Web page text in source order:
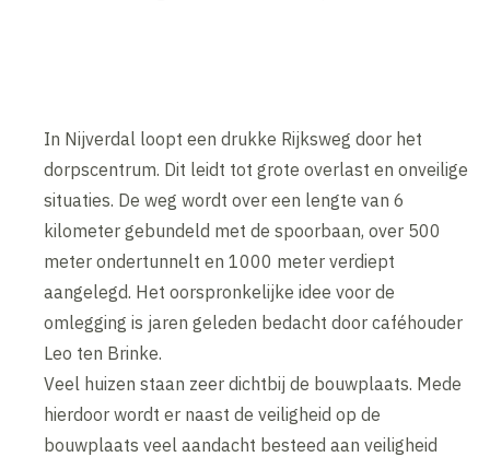
In Nijverdal loopt een drukke Rijksweg door het
dorpscentrum. Dit leidt tot grote overlast en onveilige
situaties. De weg wordt over een lengte van 6
kilometer gebundeld met de spoorbaan, over 500
meter ondertunnelt en 1000 meter verdiept
aangelegd. Het oorspronkelijke idee voor de
omlegging is jaren geleden bedacht door caféhouder
Leo ten Brinke.
Veel huizen staan zeer dichtbij de bouwplaats. Mede
hierdoor wordt er naast de veiligheid op de
bouwplaats veel aandacht besteed aan veiligheid